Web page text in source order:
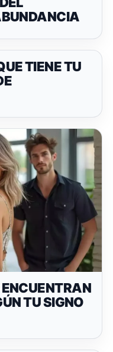
TIENE TU
TU SIGNO